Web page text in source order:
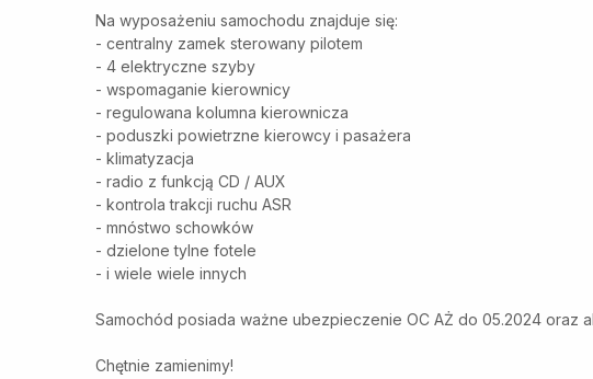
Na wyposażeniu samochodu znajduje się:
- centralny zamek sterowany pilotem
- 4 elektryczne szyby
- wspomaganie kierownicy
- regulowana kolumna kierownicza
- poduszki powietrzne kierowcy i pasażera
- klimatyzacja
- radio z funkcją CD / AUX
- kontrola trakcji ruchu ASR
- mnóstwo schowków
- dzielone tylne fotele
- i wiele wiele innych
Samochód posiada ważne ubezpieczenie OC AŻ do 05.2024 oraz
Chętnie zamienimy!